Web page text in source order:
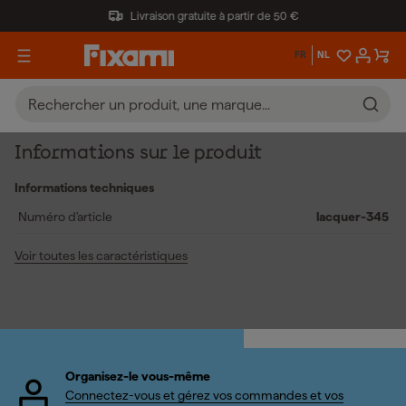
Livraison gratuite à partir de 50 €
FR NL
Informations sur le produit
Informations techniques
Numéro d'article
lacquer-345
Voir toutes les caractéristiques
Organisez-le vous-même
Connectez-vous et gérez vos commandes et vos